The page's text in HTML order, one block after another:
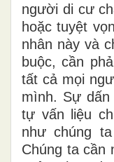
người di cư
hoặc tuyệt
nhân này và
buộc, cần
tất cả mọi
mình. Sự dấn
tự vấn liệu
như chúng
Chúng ta cần